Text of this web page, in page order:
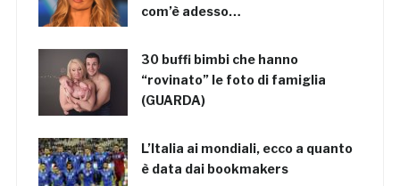
com’è adesso…
30 buffi bimbi che hanno
“rovinato” le foto di famiglia
(GUARDA)
L’Italia ai mondiali, ecco a quanto
è data dai bookmakers